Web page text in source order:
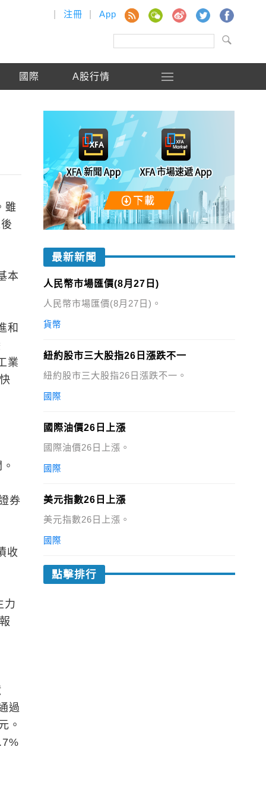
注冊 App
國際 A股行情
雖
本
和
業
券
收
力
過
。
最新新聞
人民幣市場匯價(8月27日)
人民幣市場匯價(8月27日)。
貨幣
紐約股市三大股指26日漲跌不一
紐約股市三大股指26日漲跌不一。
國際
國際油價26日上漲
國際油價26日上漲。
國際
美元指數26日上漲
美元指數26日上漲。
國際
點擊排行